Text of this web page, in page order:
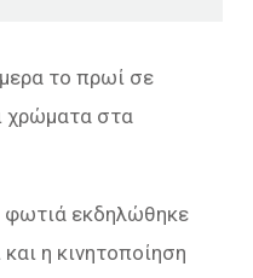
το πρωί σε
χρώματα στα
φωτιά εκδηλώθηκε
η κινητοποίηση